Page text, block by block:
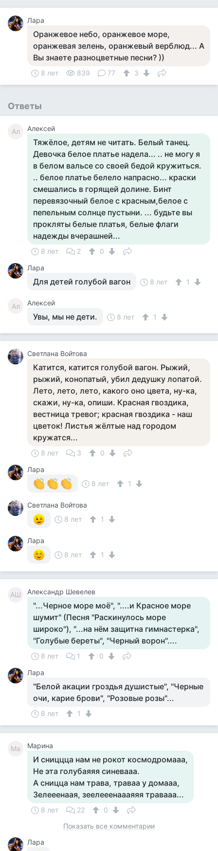
Лара
Оранжевое небо, оранжевое море,
оранжевая зелень, оранжевый верблюд... А
Вы знаете разноцветные песни? ))
8 лет 839 77 3
Ответы
Ал Алексей
Тяжёлое, детям не читать. Белый танец.
Девочка белое платье надела... .. не могу я
в белом вальсе со своей бедой кружиться.
.. белое платье белело напрасно... краски
смешались в горящей долине. Бинт
перевязочный белое с красным,белое с
пепельным солнце пустыни. ... будьте вы
прокляты белые платья, белые флаги
надежды вчерашней...
8 лет 2
0
Лара
Для детей голубой вагон 8 лет 1
Ал Алексей
Увы, мы не дети. 8 лет 1
Светлана Войтова
Катится, катится голубой вагон. Рыжий,
рыжий, конопатый, убил дедушку лопатой.
Лето, лето, лето, какого оно цвета, ну-ка,
скажи, ну-ка, опиши. Красная гвоздика,
вестница тревог; красная гвоздика - наш
цветок! Листья жёлтые над городом
кружатся...
8 лет 3
0
Лара
8 лет
1
Светлана Войтова
8 лет
1
Лара
8 лет
1
АШ Александр Шевелев
"...Черное море моё", "....и Красное море
шумит" (Песня "Раскинулось море
широко"), "...на нём защитна гимнастерка",
"Голубые береты", "Черный ворон"....
8 лет 1
0
Лара
"Белой акации гроздья душистые", "Черные
очи, карие брови", "Розовые розы"...
8 лет 1
Ма Марина
И сниццца нам не рокот космодромааа,
Не эта голубаяяя синевааа.
А сницца нам трава, траваа у домааа,
Зелееенаая, зеелееенаааяяя травааа...
8 лет 22
0
Показать все комментарии
Лара